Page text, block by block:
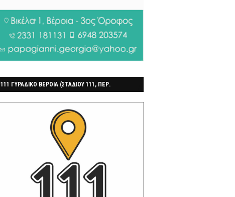
111 ΓΥΡΑΔΙΚΟ ΒΕΡΟΙΑ (ΣΤΑΔΙΟΥ 111, ΠΕΡ.